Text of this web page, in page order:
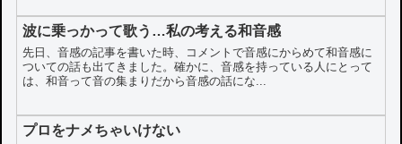
波に乗っかって歌う…私の考える和音感
先日、音感の記事を書いた時、コメントで音感にからめて和音感に
ついての話も出てきました。確かに、音感を持っている人にとって
は、和音って音の集まりだから音感の話にな...
プロをナメちゃいけない